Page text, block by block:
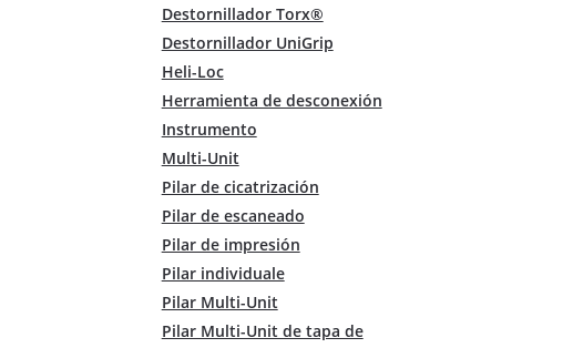
Destornillador Torx®
Destornillador UniGrip
Heli-Loc
Herramienta de desconexión
Instrumento
Multi-Unit
Pilar de cicatrización
Pilar de escaneado
Pilar de impresión
Pilar individuale
Pilar Multi-Unit
Pilar Multi-Unit de tapa de